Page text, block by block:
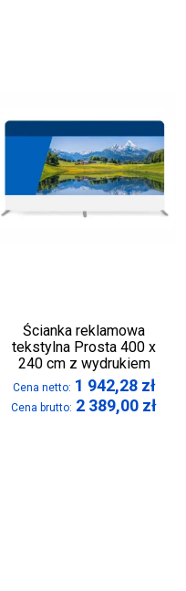
Ścianka reklamowa
tekstylna Prosta 400 x
240 cm z wydrukiem
Cena netto: 1 942,28 zł
Cena brutto: 2 389,00 zł